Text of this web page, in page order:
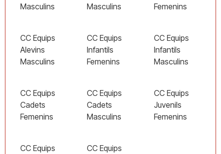
Masculins
Masculins
Femenins
CC Equips
Alevins
Masculins
CC Equips
Infantils
Femenins
CC Equips
Infantils
Masculins
CC Equips
Cadets
Femenins
CC Equips
Cadets
Masculins
CC Equips
Juvenils
Femenins
CC Equips
CC Equips